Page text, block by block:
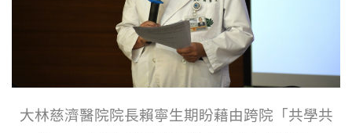
大林慈濟醫院院長賴寧生期盼藉由跨院「共學共